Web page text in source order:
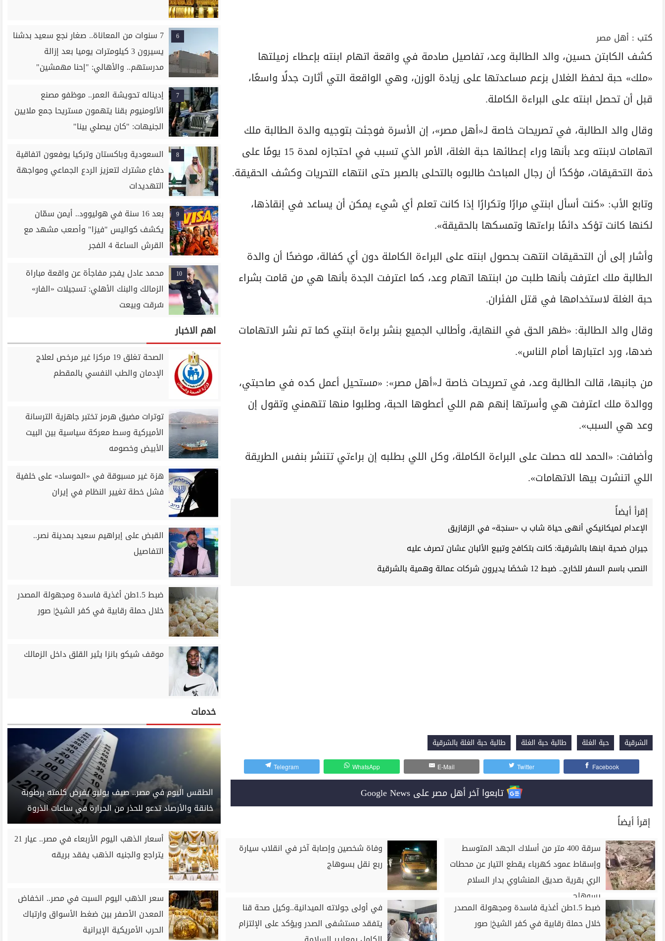
كتب : أهل مصر
كشف الكابتن حسين، والد الطالبة وعد، تفاصيل صادمة في واقعة اتهام ابنته بإعطاء زميلتها
«ملك» حبة لحفظ الغلال بزعم مساعدتها على زيادة الوزن، وهي الواقعة التي أثارت جدلًا واسعًا،
قبل أن تحصل ابنته على البراءة الكاملة.
وقال والد الطالبة، في تصريحات خاصة لـ«أهل مصر»، إن الأسرة فوجئت بتوجيه والدة الطالبة ملك
اتهامات لابنته وعد بأنها وراء إعطائها حبة الغلة، الأمر الذي تسبب في احتجازه لمدة 15 يومًا على
ذمة التحقيقات، مؤكدًا أن رجال المباحث طالبوه بالتحلى بالصبر حتى انتهاء التحريات وكشف الحقيقة.
وتابع الأب: «كنت أسأل ابنتي مرارًا وتكرارًا إذا كانت تعلم أي شيء يمكن أن يساعد في إنقاذها،
لكنها كانت تؤكد دائمًا براءتها وتمسكها بالحقيقة».
وأشار إلى أن التحقيقات انتهت بحصول ابنته على البراءة الكاملة دون أي كفالة، موضحًا أن والدة
الطالبة ملك اعترفت بأنها طلبت من ابنتها اتهام وعد، كما اعترفت الجدة بأنها هي من قامت بشراء
حبة الغلة لاستخدامها في قتل الفئران.
وقال والد الطالبة: «ظهر الحق في النهاية، وأطالب الجميع بنشر براءة ابنتي كما تم نشر الاتهامات
ضدها، ورد اعتبارها أمام الناس».
من جانبها، قالت الطالبة وعد، في تصريحات خاصة لـ«أهل مصر»: «مستحيل أعمل كده في صاحبتي،
ووالدة ملك اعترفت هي وأسرتها إنهم هم اللي أعطوها الحبة، وطلبوا منها تتهمني وتقول إن
وعد هي السبب».
وأضافت: «الحمد لله حصلت على البراءة الكاملة، وكل اللي بطلبه إن براءتي تتنشر بنفس الطريقة
اللي اتنشرت بيها الاتهامات».
إقرأ أيضاً
الإعدام لميكانيكي أنهى حياة شاب ب «سنجة» في الزقازيق
جيران ضحية ابنها بالشرقية: كانت بتكافح وتبيع الألبان عشان تصرف عليه
النصب باسم السفر للخارج.. ضبط 12 شخصًا يديرون شركات عمالة وهمية بالشرقية
الشرقية حبة الغلة طالبة حبة الغلة طالبة حبة الغلة بالشرقية
Facebook
Twitter
E-Mail
WhatsApp
Telegram
تابعوا آخر أهل مصر على Google News
إقرأ أيضاً
سرقة 400 متر من أسلاك الجهد المتوسط
وإسقاط عمود كهرباء يقطع التيار عن محطات
الري بقرية صديق المنشاوي بدار السلام
بسوهاج
وفاة شخصين وإصابة آخر في انقلاب سيارة
ربع نقل بسوهاج
ضبط 1.5طن أغذية فاسدة ومجهولة المصدر
خلال حملة رقابية في كفر الشيخ| صور
في أولى جولاته الميدانية..وكيل صحة قنا
يتفقد مستشفى الصدر ويؤكد على الإلتزام
6
7 سنوات من المعاناة.. صغار نجع سعيد بدشنا
يسيرون 3 كيلومترات يوميا بعد إزالة
مدرستهم.. والأهالي: "إحنا مهمشين"
7
إديناله تحويشة العمر.. موظفو مصنع
الألومنيوم بقنا يتهمون مستريحا جمع ملايين
الجنيهات: "كان بيصلي بينا"
8
السعودية وباكستان وتركيا يوفعون اتفاقية
دفاع مشترك لتعزيز الردع الجماعي ومواجهة
التهديدات
9
بعد 16 سنة في هوليوود.. أيمن سمّان
يكشف كواليس "فيزا" وأصعب مشهد مع
القرش الساعة 4 الفجر
10
محمد عادل يفجر مفاجأة عن واقعة مباراة
الزمالك والبنك الأهلي: تسجيلات «الفار»
سُرقت وبيعت
اهم الاخبار
الصحة تغلق 19 مركزا غير مرخص لعلاج
الإدمان والطب النفسي بالمقطم
توترات مضيق هرمز تختبر جاهزية الترسانة
الأميركية وسط معركة سياسية بين البيت
الأبيض وخصومه
هزة غير مسبوقة في «الموساد» على خلفية
فشل خطة تغيير النظام في إيران
القبض على إبراهيم سعيد بمدينة نصر..
التفاصيل
ضبط 1.5طن أغذية فاسدة ومجهولة المصدر
خلال حملة رقابية في كفر الشيخ| صور
موقف شيكو بانزا يثير القلق داخل الزمالك
خدمات
الطقس اليوم في مصر.. صيف يوليو يفرض كلمته برطوبة
خانقة والأرصاد تدعو للحذر من الحرارة في ساعات الذروة
أسعار الذهب اليوم الأربعاء في مصر.. عيار 21
يتراجع والجنيه الذهب يفقد بريقه
سعر الذهب اليوم السبت في مصر.. انخفاض
المعدن الأصفر بين ضغط الأسواق وارتباك
الحرب الأمريكية الإيرانية